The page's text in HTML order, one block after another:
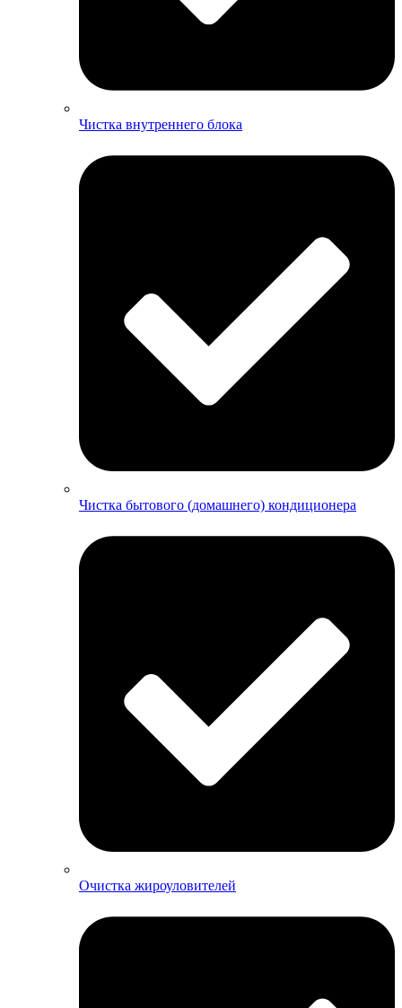
Чистка внутреннего блока
Чистка бытового (домашнего) кондиционера
Очистка жироуловителей